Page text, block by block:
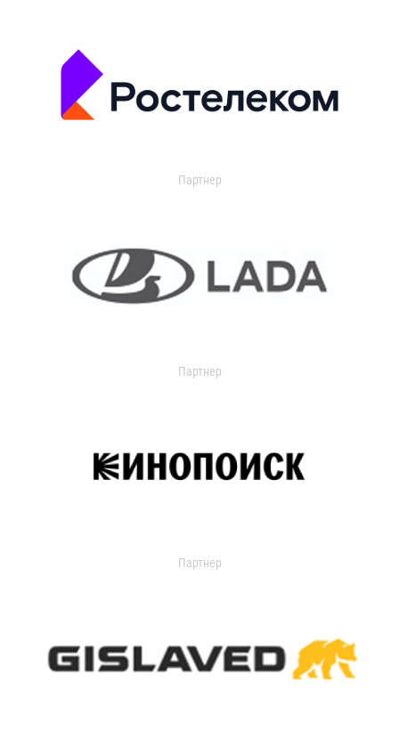
Партнер
Партнер
Партнер